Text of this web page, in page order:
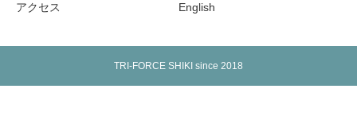
アクセス English
TRI-FORCE SHIKI since 2018